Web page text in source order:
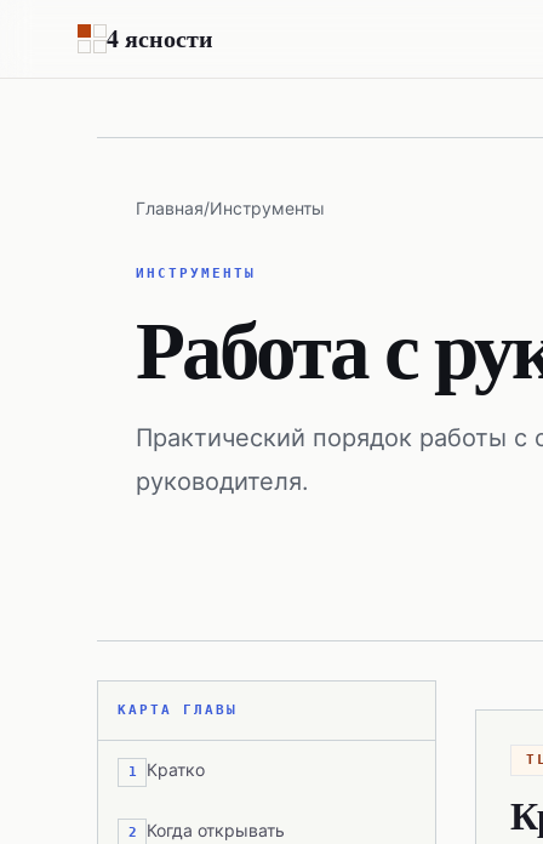
4 ясности
Главная/Инструменты
ИНСТРУМЕНТЫ
Работа с
Практический порядок работы
руководителя.
КАРТА ГЛАВЫ
1 Кратко
2 Когда открывать